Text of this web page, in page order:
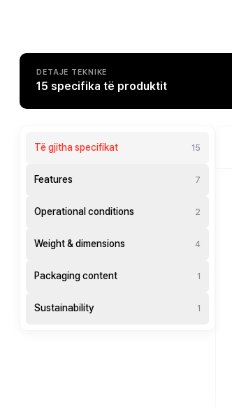
DETAJE TEKNIKE
15 specifika të produktit
Të gjitha specifikat 15
Features 7
Operational conditions 2
Weight & dimensions 4
Packaging content 1
Sustainability 1